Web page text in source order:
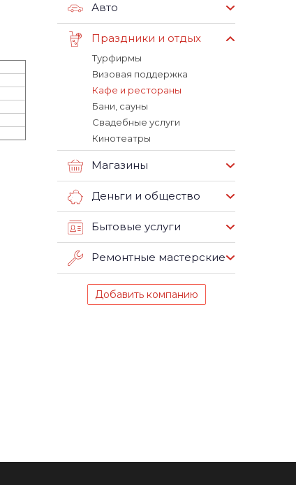
Авто
Праздники и отдых
Турфирмы
Визовая поддержка
Кафе и рестораны
Бани, сауны
Свадебные услуги
Кинотеатры
Магазины
Деньги и общество
Бытовые услуги
Ремонтные мастерские
Добавить компанию